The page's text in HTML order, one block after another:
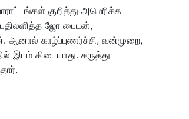
குறித்து அமெரிக்க
பதிலளித்த ஜோ பைடன்,
ஆனால் காழ்ப்புணர்ச்சி, வன்முறை,
இடம் கிடையாது. கருத்து